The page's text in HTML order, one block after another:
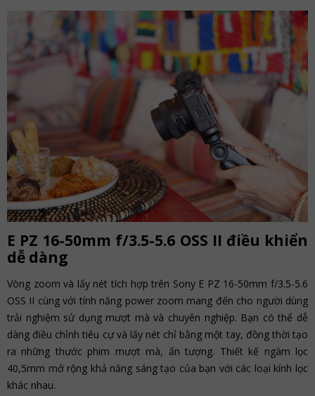
E PZ 16-50mm f/3.5-5.6 OSS II điều khiển
dễ dàng
Vòng zoom và lấy nét tích hợp trên Sony E PZ 16-50mm f/3.5-5.6
OSS II cùng với tính năng power zoom mang đến cho người dùng
trải nghiệm sử dụng mượt mà và chuyên nghiệp. Bạn có thể dễ
dàng điều chỉnh tiêu cự và lấy nét chỉ bằng một tay, đồng thời tạo
ra những thước phim mượt mà, ấn tượng. Thiết kế ngàm lọc
40,5mm mở rộng khả năng sáng tạo của bạn với các loại kính lọc
khác nhau.